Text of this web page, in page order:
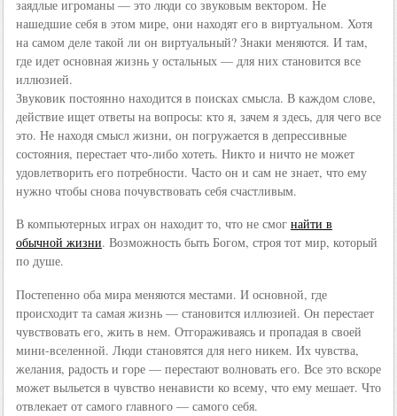
заядлые игроманы — это люди со звуковым вектором. Не
нашедшие себя в этом мире, они находят его в виртуальном. Хотя
на самом деле такой ли он виртуальный? Знаки меняются. И там,
где идет основная жизнь у остальных — для них становится все
иллюзией.
Звуковик постоянно находится в поисках смысла. В каждом слове,
действие ищет ответы на вопросы: кто я, зачем я здесь, для чего все
это. Не находя смысл жизни, он погружается в депрессивные
состояния, перестает что-либо хотеть. Никто и ничто не может
удовлетворить его потребности. Часто он и сам не знает, что ему
нужно чтобы снова почувствовать себя счастливым.
В компьютерных играх он находит то, что не смог найти в
обычной жизни. Возможность быть Богом, строя тот мир, который
по душе.
Постепенно оба мира меняются местами. И основной, где
происходит та самая жизнь — становится иллюзией. Он перестает
чувствовать его, жить в нем. Отгораживаясь и пропадая в своей
мини-вселенной. Люди становятся для него никем. Их чувства,
желания, радость и горе — перестают волновать его. Все это вскоре
может выльется в чувство ненависти ко всему, что ему мешает. Что
отвлекает от самого главного — самого себя.